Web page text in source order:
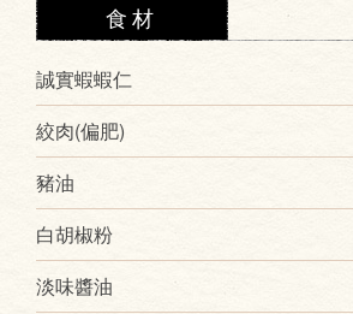
食材
誠實蝦蝦仁
絞肉(偏肥)
豬油
白胡椒粉
淡味醬油